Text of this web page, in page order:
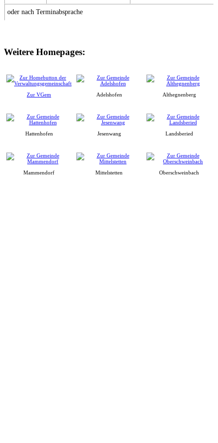
oder nach Terminabsprache
Weitere Homepages:
Zur VGem Adelshofen Althegnenberg
Hattenhofen Jesenwang Landsberied
Mammendorf Mittelstetten Oberschweinbach